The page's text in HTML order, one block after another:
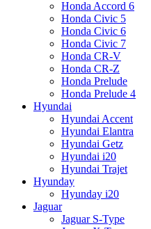
Honda Accord 6
Honda Civic 5
Honda Civic 6
Honda Civic 7
Honda CR-V
Honda CR-Z
Honda Prelude
Honda Prelude 4
Hyundai
Hyundai Accent
Hyundai Elantra
Hyundai Getz
Hyundai i20
Hyundai Trajet
Hyunday
Hyunday i20
Jaguar
Jaguar S-Type